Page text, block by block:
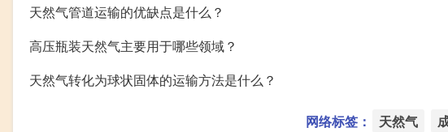
天然气管道运输的优缺点是什么？
高压瓶装天然气主要用于哪些领域？
天然气转化为球状固体的运输方法是什么？
网络标签： 天然气